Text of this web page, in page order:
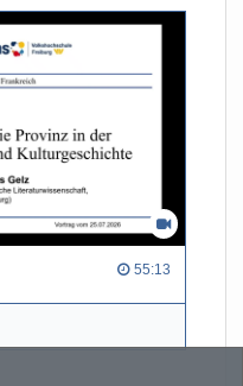
55:13